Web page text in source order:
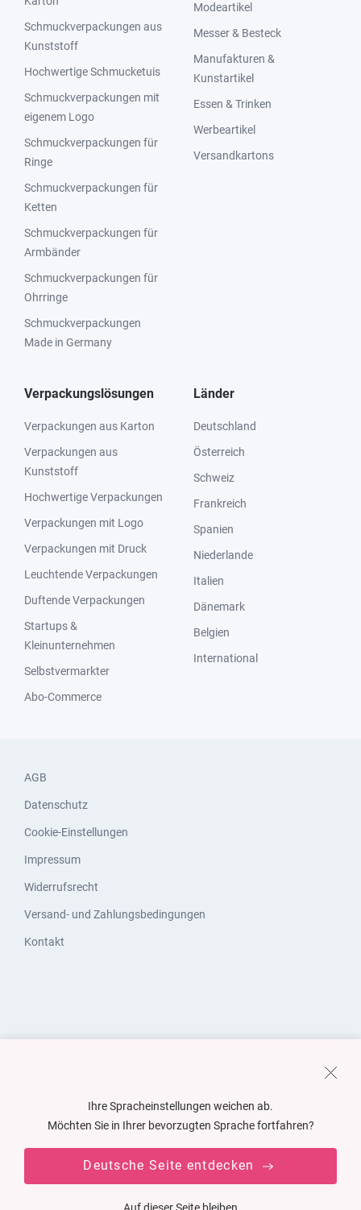
Schmuckverpackungen aus
Kunststoff
Hochwertige Schmucketuis
Schmuckverpackungen mit
eigenem Logo
Schmuckverpackungen für
Ringe
Schmuckverpackungen für
Ketten
Schmuckverpackungen für
Armbänder
Schmuckverpackungen für
Ohrringe
Schmuckverpackungen
Made in Germany
Modeartikel
Messer & Besteck
Manufakturen &
Kunstartikel
Essen & Trinken
Werbeartikel
Versandkartons
Verpackungslösungen
Verpackungen aus Karton
Verpackungen aus
Kunststoff
Hochwertige Verpackungen
Verpackungen mit Logo
Verpackungen mit Druck
Leuchtende Verpackungen
Duftende Verpackungen
Startups &
Kleinunternehmen
Selbstvermarkter
Abo-Commerce
Länder
Deutschland
Österreich
Schweiz
Frankreich
Spanien
Niederlande
Italien
Dänemark
Belgien
International
AGB
Datenschutz
Cookie-Einstellungen
Impressum
Widerrufsrecht
Versand- und Zahlungsbedingungen
Kontakt
Ihre Spracheinstellungen weichen ab.
Möchten Sie in Ihrer bevorzugten Sprache fortfahren?
Deutsche Seite entdecken